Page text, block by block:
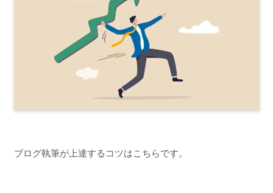
ブログ執筆が上達するコツはこちらです。